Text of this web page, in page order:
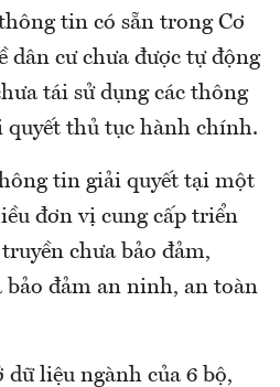
tin có sẵn trong Cơ
dân cư chưa được tự động
tái sử dụng các thông
thủ tục hành chính.
tin giải quyết tại một
đơn vị cung cấp triển
chưa bảo đảm,
đảm an ninh, an toàn
dữ liệu ngành của 6 bộ,